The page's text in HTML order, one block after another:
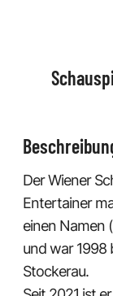
Der Wiener
Entertainer
einen Namen
und war 1998
Stockerau.